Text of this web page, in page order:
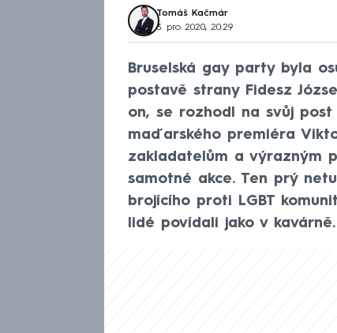
Tomáš Kačmár
3. pro 2020, 20:29
Bruselská gay party byla
postavě strany Fidesz
on, se rozhodl na svůj
maďarského premiéra
zakladatelům a výrazným
samotné akce. Ten prý
brojícího proti LGBT
lidé povídali jako v